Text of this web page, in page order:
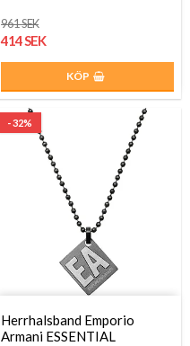
961 SEK
414 SEK
KÖP
- 32%
Herrhalsband Emporio
Armani ESSENTIAL